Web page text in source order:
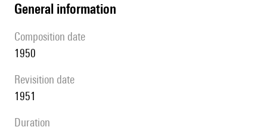
general information
composition date
1950
revisition date
1951
duration